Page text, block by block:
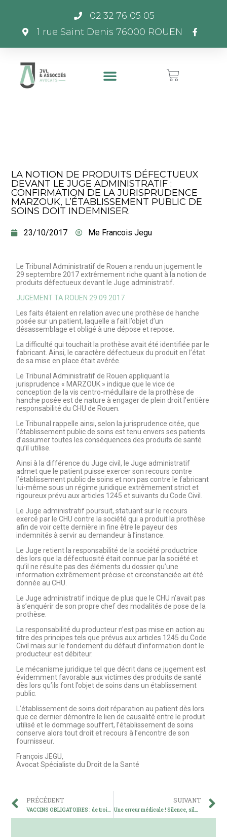
02 32 76 05 05
1 rue Saint Denis 76000 ROUEN
LA NOTION DE PRODUITS DÉFECTUEUX
DEVANT LE JUGE ADMINISTRATIF :
CONFIRMATION DE LA JURISPRUDENCE
MARZOUK, L’ÉTABLISSEMENT PUBLIC DE
SOINS DOIT INDEMNISER.
23/10/2017 Me Francois Jegu
Le Tribunal Administratif de Rouen a rendu un jugement le
29 septembre 2017 extrêmement riche quant à la notion de
produits défectueux devant le Juge administratif.
JUGEMENT TA ROUEN 29.09.2017
Les faits étaient en relation avec une prothèse de hanche
posée sur un patient, laquelle a fait l’objet d’un
désassemblage et obligé à une dépose et repose.
La difficulté qui touchait la prothèse avait été identifiée par le
fabricant. Ainsi, le caractère défectueux du produit en l’état
de sa mise en place était avérée.
Le Tribunal Administratif de Rouen appliquant la
jurisprudence « MARZOUK » indique que le vice de
conception de la vis centro-médullaire de la prothèse de
hanche posée est de nature à engager de plein droit l’entière
responsabilité du CHU de Rouen.
Le Tribunal rappelle ainsi, selon la jurisprudence citée, que
l’établissement public de soins est tenu envers ses patients
d’assumer toutes les conséquences des produits de santé
qu’il utilise.
Ainsi à la différence du Juge civil, le Juge administratif
admet que le patient puisse exercer son recours contre
l’établissement public de soins et non pas contre le fabricant
lui-même sous un régime juridique extrêmement strict et
rigoureux prévu aux articles 1245 et suivants du Code Civil.
Le Juge administratif poursuit, statuant sur le recours
exercé par le CHU contre la société qui a produit la prothèse
afin de voir cette dernière in fine être le payeur des
indemnités à servir au demandeur à l’instance.
Le Juge retient la responsabilité de la société productrice
dès lors que la défectuosité était connue par la société et
qu’il ne résulte pas des éléments du dossier qu’une
information extrêmement précise et circonstanciée ait été
donnée au CHU.
Le Juge administratif indique de plus que le CHU n’avait pas
à s’enquérir de son propre chef des modalités de pose de la
prothèse.
La responsabilité du producteur n’est pas mise en action au
titre des principes tels que prévus aux articles 1245 du Code
Civil mais sur le fondement du défaut d’information dont le
producteur est débiteur.
Le mécanisme juridique tel que décrit dans ce jugement est
évidemment favorable aux victimes des produits de santé
dès lors qu’ils font l’objet de soins dans un établissement
public.
L’établissement de soins doit réparation au patient dès lors
que ce dernier démontre le lien de causalité entre le produit
utilisé et le dommage souffert, l’établissement de soins
conserve alors tout droit et recours à l’encontre de son
fournisseur.
François JEGU,
Avocat Spécialiste du Droit de la Santé
PRÉCÉDENT SUIVANT